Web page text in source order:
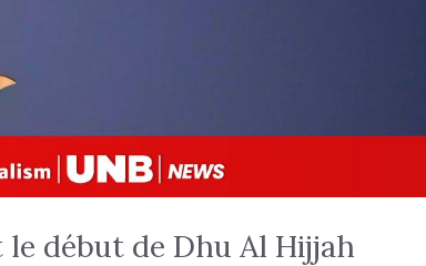
début de Dhu Al Hijjah